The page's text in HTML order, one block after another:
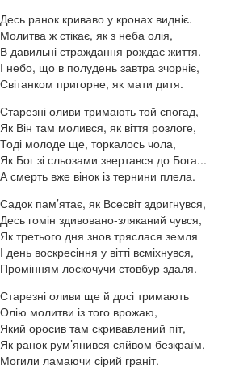
Десь ранок криваво у кронах видніє.
Молитва ж стікає, як з неба олія,
В давильні страждання рождає життя.
І небо, що в полудень завтра зчорніє,
Світанком пригорне, як мати дитя.
Старезні оливи тримають той спогад,
Як Він там молився, як віття розлоге,
Тоді молоде ще, торкалось чола,
Як Бог зі сльозами звертався до Бога...
А смерть вже вінок із тернини плела.
Садок пам’ятає, як Всесвіт здригнувся,
Десь гомін здивовано-зляканий чувся,
Як третього дня знов тряслася земля
І день воскресіння у вітті всміхнувся,
Промінням лоскочучи стовбур здаля.
Старезні оливи ще й досі тримають
Олію молитви із того врожаю,
Який оросив там скривавлений піт,
Як ранок рум’янився сяйвом безкраїм,
Могили ламаючи сірий граніт.